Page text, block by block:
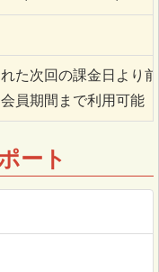
た次回の課金日より
員期間まで利用可能
ート